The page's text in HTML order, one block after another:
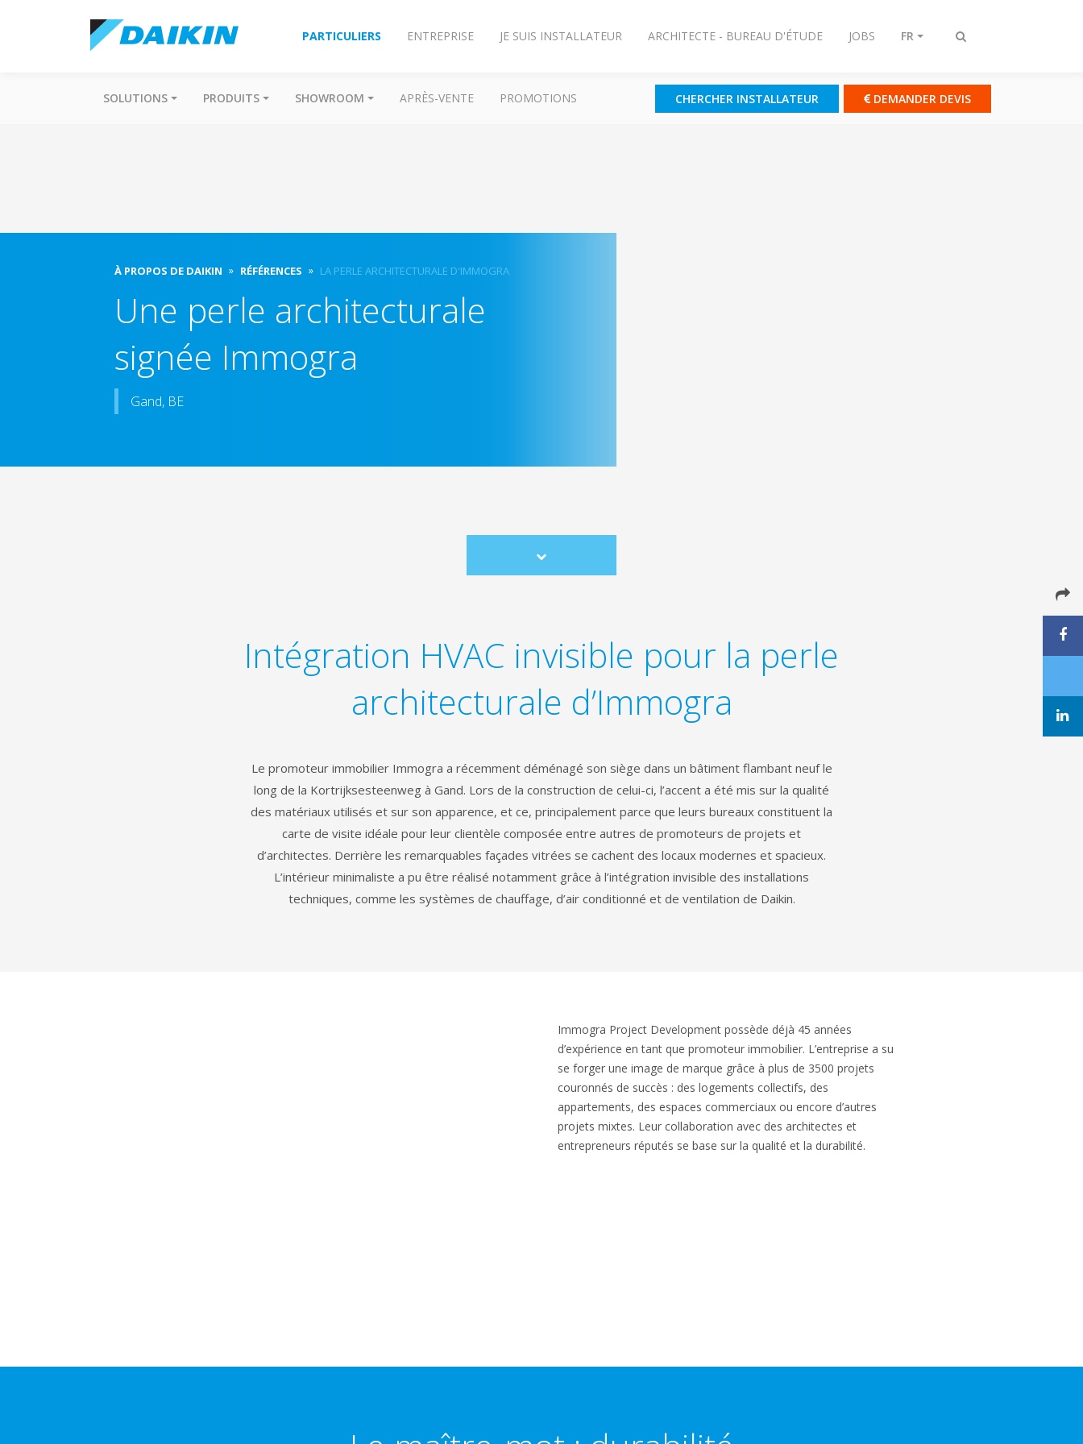
Afficher/masquer
PARTICULIERS ENTREPRISE JE SUIS INSTALLATEUR ARCHITECTE - BUREAU D'ÉTUDE JOBS FR
SOLUTIONS PRODUITS SHOWROOM APRÈS-VENTE PROMOTIONS CHERCHER INSTALLATEUR DEMANDER DEVIS
À PROPOS DE DAIKIN RÉFÉRENCES LA PERLE ARCHITECTURALE D'IMMOGRA
Une perle architecturale
signée Immogra
Gand, BE
Scroll
to
Intégration HVAC invisible pour la perle
architecturale d’Immogra
Le promoteur immobilier Immogra a récemment déménagé son siège dans un bâtiment flambant neuf le
long de la Kortrijksesteenweg à Gand. Lors de la construction de celui-ci, l’accent a été mis sur la qualité
des matériaux utilisés et sur son apparence, et ce, principalement parce que leurs bureaux constituent la
carte de visite idéale pour leur clientèle composée entre autres de promoteurs de projets et
d’architectes. Derrière les remarquables façades vitrées se cachent des locaux modernes et spacieux.
L’intérieur minimaliste a pu être réalisé notamment grâce à l’intégration invisible des installations
techniques, comme les systèmes de chauffage, d’air conditionné et de ventilation de Daikin.
Immogra Project Development possède déjà 45 années
d’expérience en tant que promoteur immobilier. L’entreprise a su
se forger une image de marque grâce à plus de 3500 projets
couronnés de succès : des logements collectifs, des
appartements, des espaces commerciaux ou encore d’autres
projets mixtes. Leur collaboration avec des architectes et
entrepreneurs réputés se base sur la qualité et la durabilité.